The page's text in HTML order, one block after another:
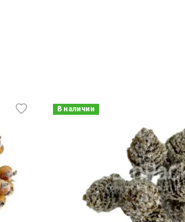
В наличии